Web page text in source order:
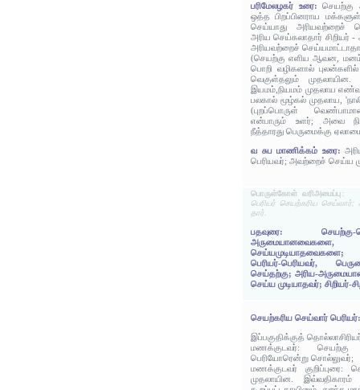
பரிமேலழகர் உரை:செயற்கு
ஒத்த பிறப்பினராய
செய்யாது அரியவற்றைச்
அரிய செய்கலாதார்
அரியவற்றைச்
(செயற்கு எளிய ஆவன,
பொறி வழிகளால்
வெகுள்தலும்
இயமம்,நியமம் முதலாய
பலகால் மூழ்கல் முதலாய,
(புறப்பொருள்
என்பாரும் உளர்; அவை
நீத்தாரது பெருமைக்கு
வ சுப மாணிக்கம் உரை:
பெரியவர்; அவற்றைச் செய்ய
பொருள்கோள் வரிஅமைப்பு:
பெரியர் செயற்கரிய செய்வார்;
தார்.
பதவுரை:
பெரியர்-பெரியவர்,
செய்தற்கு; அரிய-
செய்ய முடியாதவர்; சிறியர்-
செயற்கரிய செய்வார்
இப்பகுதிக்குத்
மணக்குடவர்:
பெரியோரென்று சொல்லுவர்;
மணக்குடவர் குறிப்புரை:
முதலாயின.